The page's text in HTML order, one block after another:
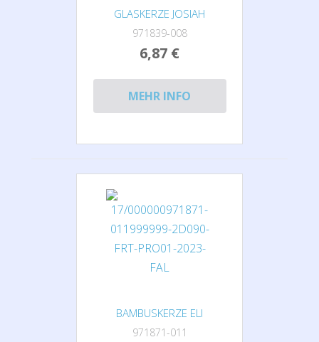
GLASKERZE JOSIAH
971839-008
6,87 €
MEHR INFO
BAMBUSKERZE ELI
971871-011